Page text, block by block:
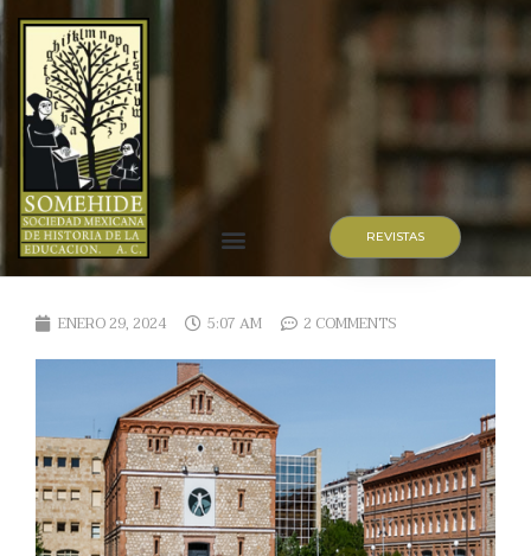
REVISTAS
ENERO 29, 2024 5:07 AM 2 COMMENTS